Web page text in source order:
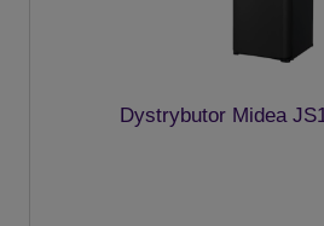
Dystrybutor Midea